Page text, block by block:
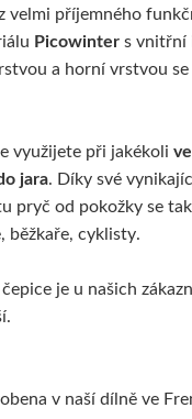
velmi příjemného
Picowinters vnitřní
a horní vrstvou
využijete při jakékoli
jara . Díky své
pryč od pokožky se
běžkaře, cyklisty.
je u našich
v naší dílně ve